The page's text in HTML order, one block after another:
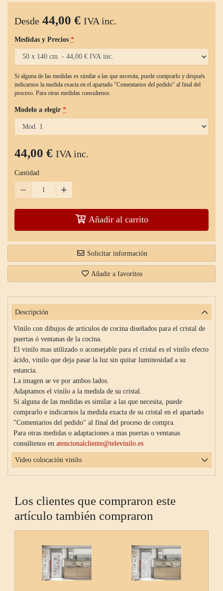
Desde 44,00 € IVA inc.
Medidas y Precios *
Si alguna de las medidas es similar a las que necesita, puede comprarlo y después
indicarnos la medida exacta en el apartado "Comentarios del pedido" al final del
proceso. Para otras medidas consultenos.
Modelo a elegir *
44,00 € IVA inc.
Cantidad
Añadir al carrito
Solicitar información
Añadir a favoritos
Descripción
Vinilo con dibujos de artículos de cocina diseñados para el cristal de
puertas ó ventanas de la cocina.
El vinilo mas utilizado o aconsejable para el cristal es el vinilo efecto
ácido, vinilo que deja pasar la luz sin quitar luminosidad a su
estancia.
La imagen se ve por ambos lados.
Adaptamos el vinilo a la medida de su cristal.
Si alguna de las medidas es similar a las que necesita, puede
comprarlo e indicarnos la medida exacta de su cristal en el apartado
"Comentarios del pedido" al final del proceso de compra.
Para otras medidas o adaptaciones a mas puertas o ventanas
consúltenos en atencionalcliente@televinilo.es
Video colocación vinilo.
Los clientes que compraron este
artículo también compraron